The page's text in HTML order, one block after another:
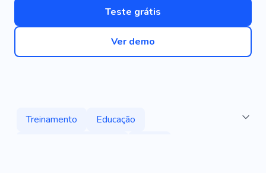
Teste grátis
Ver demo
Treinamento
Educação